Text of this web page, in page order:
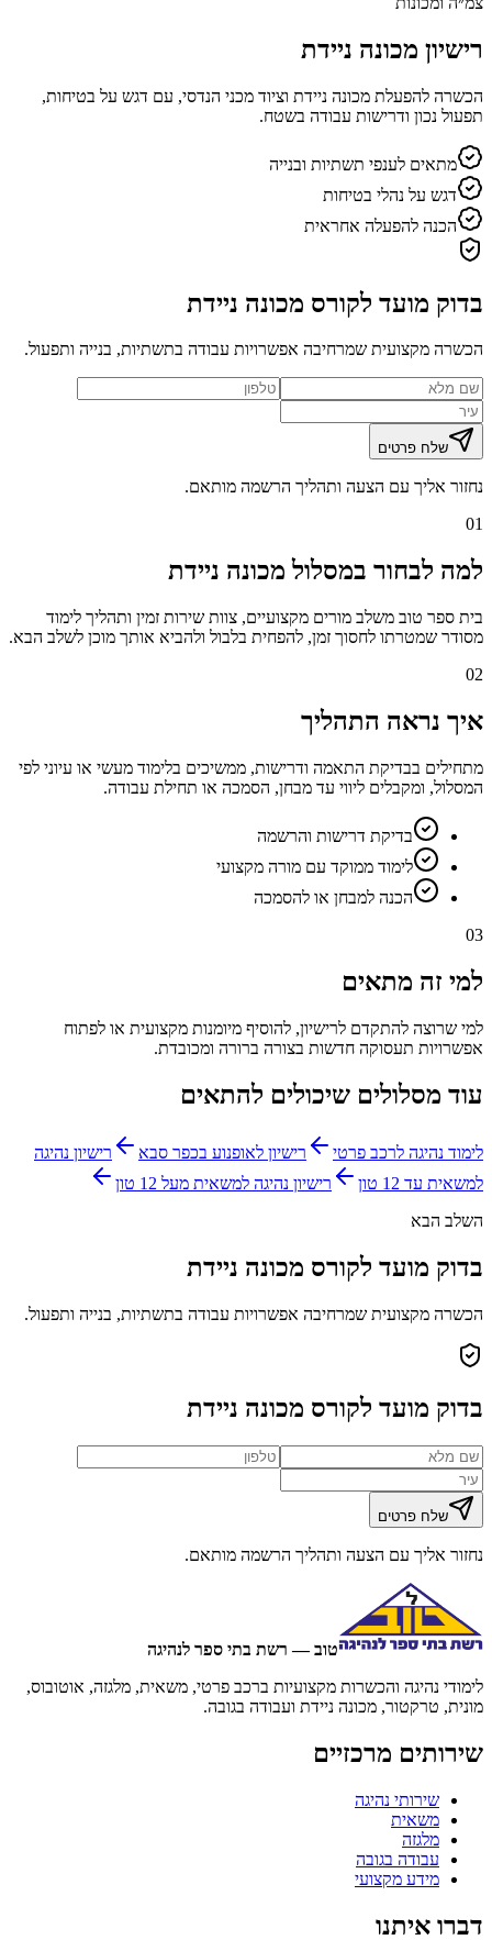
רישיון מכונה ניידת
הכשרה להפעלת מכונה ניידת וציוד מכני הנדסי, עם דגש על בטיחות,
תפעול נכון ודרישות עבודה בשטח.
מתאים לענפי תשתיות ובנייה
דגש על נהלי בטיחות
הכנה להפעלה אחראית
בדוק מועד לקורס מכונה ניידת
הכשרה מקצועית שמרחיבה אפשרויות עבודה בתשתיות, בנייה ותפעול.
שלח פרטים
נחזור אליך עם הצעה ותהליך הרשמה מותאם.
01
למה לבחור במסלול מכונה ניידת
בית ספר טוב משלב מורים מקצועיים, צוות שירות זמין ותהליך לימוד
מסודר שמטרתו לחסוך זמן, להפחית בלבול ולהביא אותך מוכן לשלב הבא.
02
איך נראה התהליך
מתחילים בבדיקת התאמה ודרישות, ממשיכים בלימוד מעשי או עיוני לפי
המסלול, ומקבלים ליווי עד מבחן, הסמכה או תחילת עבודה.
בדיקת דרישות והרשמה
לימוד ממוקד עם מורה מקצועי
הכנה למבחן או להסמכה
03
למי זה מתאים
למי שרוצה להתקדם לרישיון, להוסיף מיומנות מקצועית או לפתוח
אפשרויות תעסוקה חדשות בצורה ברורה ומכובדת.
עוד מסלולים שיכולים להתאים
לימוד נהיגה לרכב פרטי רישיון לאופנוע בכפר סבא
רישיון נהיגה
למשאית עד 12 טון
רישיון נהיגה למשאית מעל 12 טון
השלב הבא
בדוק מועד לקורס מכונה ניידת
הכשרה מקצועית שמרחיבה אפשרויות עבודה בתשתיות, בנייה ותפעול.
בדוק מועד לקורס מכונה ניידת
שלח פרטים
נחזור אליך עם הצעה ותהליך הרשמה מותאם.
טוב — רשת בתי ספר לנהיגה
לימודי נהיגה והכשרות מקצועיות ברכב פרטי, משאית, מלגזה, אוטובוס,
מונית, טרקטור, מכונה ניידת ועבודה בגובה.
שירותים מרכזיים
שירותי נהיגה
משאית
מלגזה
עבודה בגובה
מידע מקצועי
דברו איתנו